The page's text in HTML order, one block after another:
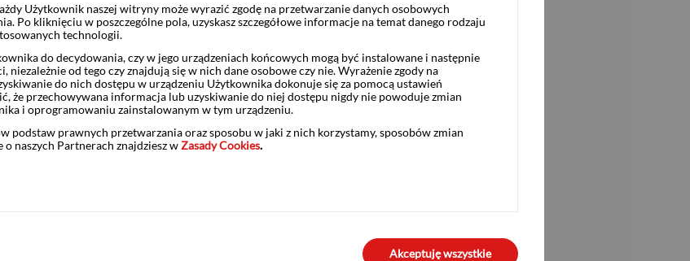
spadnie szybciej i głębiej niż spodziewa się tego
roku dezinflacyjny wpływ podwyżek stóp zacznie
będzie szukać dna.
bazowym. Spodziewamy się, że w 2026 r.
zasługą niskich cen żywności, ostrego hamowania
się rynku pracy i normalizacji wzrostu płac w
inflacji nie widać też w oczekiwaniach firm i
CPI.
Użytkownik naszej witryny może wyrazić zgodę na przetwarzanie danych osobowych
Po kliknięciu w poszczególne pola, uzyskasz szczegółowe informacje na temat danego rodzaju
technologii.
do decydowania, czy w jego urządzeniach końcowych mogą być instalowane i następnie
od tego czy znajdują się w nich dane osobowe czy nie. Wyrażenie zgody na
do nich dostępu w urządzeniu Użytkownika dokonuje się za pomocą ustawień
że przechowywana informacja lub uzyskiwanie do niej dostępu nigdy nie powoduje zmian
i oprogramowaniu zainstalowanym w tym urządzeniu.
podstaw prawnych przetwarzania oraz sposobu w jaki z nich korzystamy, sposobów zmian
naszych Partnerach znajdziesz wZasady Cookies.
Akceptuję wszystkie